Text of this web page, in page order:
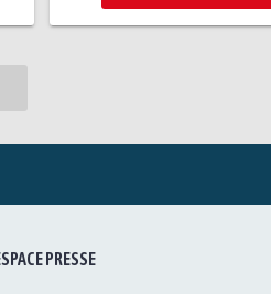
PRESSE